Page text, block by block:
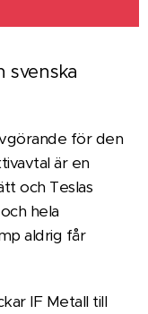
svenska
för den
är en
och Teslas
hela
aldrig får
IF Metall till